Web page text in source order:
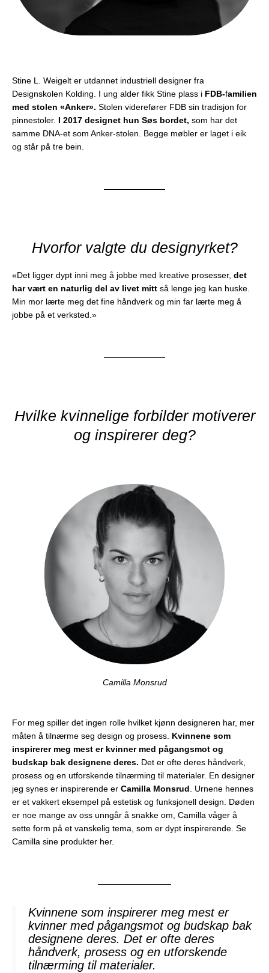
Stine L. Weigelt er utdannet industriell designer fra
Designskolen Kolding. I ung alder fikk Stine plass i FDB-familien
med stolen «Anker». Stolen viderefører FDB sin tradisjon for
pinnestoler.
I 2017 designet hun Søs bordet, som har det
samme DNA-et som Anker-stolen. Begge møbler er laget i eik
og står på tre bein.
Hvorfor valgte du designyrket?
«Det ligger dypt inni meg å jobbe med kreative prosesser, det
har vært en naturlig del av livet mitt så lenge jeg kan huske.
Min mor lærte meg det fine håndverk og min far lærte meg å
jobbe på et verksted.»
Hvilke kvinnelige forbilder motiverer
og inspirerer deg?
Camilla Monsrud
For meg spiller det ingen rolle hvilket kjønn designeren har, mer
måten å tilnærme seg design og prosess. Kvinnene som
inspirerer meg mest er kvinner med pågangsmot og
budskap bak designene deres. Det er ofte deres håndverk,
prosess og en utforskende tilnærming til materialer. En designer
jeg synes er inspirerende er Camilla Monsrud . Urnene hennes
er et vakkert eksempel på estetisk og funksjonell design. Døden
er noe mange av oss unngår å snakke om, Camilla våger å
sette form på et vanskelig tema, som er dypt inspirerende. Se
Camilla sine produkter her.
Kvinnene som inspirerer meg mest er
kvinner med pågangsmot og budskap bak
designene deres. Det er ofte deres
håndverk, prosess og en utforskende
tilnærming til materialer.